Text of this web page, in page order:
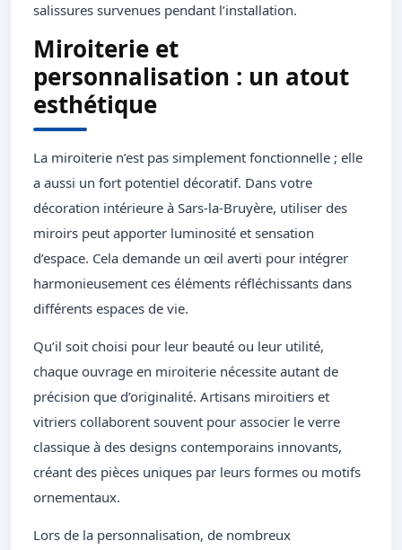
salissures survenues pendant l’installation.
Miroiterie et
personnalisation : un atout
esthétique
La miroiterie n’est pas simplement fonctionnelle ; elle
a aussi un fort potentiel décoratif. Dans votre
décoration intérieure à Sars-la-Bruyère, utiliser des
miroirs peut apporter luminosité et sensation
d’espace. Cela demande un œil averti pour intégrer
harmonieusement ces éléments réfléchissants dans
différents espaces de vie.
Qu’il soit choisi pour leur beauté ou leur utilité,
chaque ouvrage en miroiterie nécessite autant de
précision que d’originalité. Artisans miroitiers et
vitriers collaborent souvent pour associer le verre
classique à des designs contemporains innovants,
créant des pièces uniques par leurs formes ou motifs
ornementaux.
Lors de la personnalisation, de nombreux